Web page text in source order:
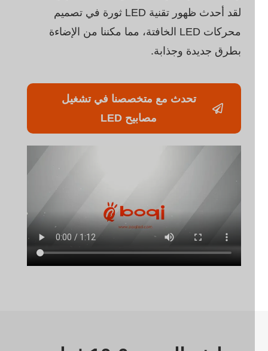
لقد أحدث ظهور تقنية LED ثورة في تصميم
محركات LED الخافتة، مما مكننا من الإضاءة
بطرق جديدة وجذابة.
تحدث مع متخصصنا في تشغيل
مصابيح LED